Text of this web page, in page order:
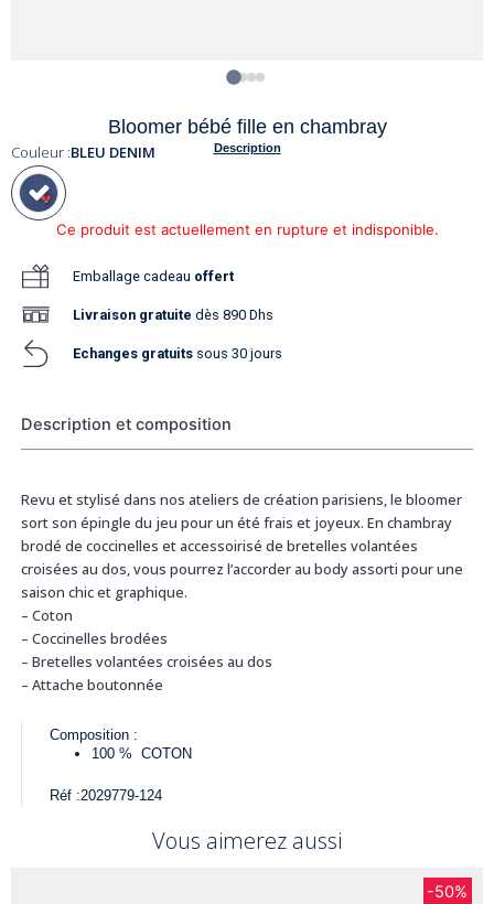
Bloomer bébé fille en chambray
Description
Couleur :BLEU DENIM
Ce produit est actuellement en rupture et indisponible.
Emballage cadeau offert
Livraison gratuite dès 890 Dhs
Echanges gratuits sous 30 jours
Description et composition
Revu et stylisé dans nos ateliers de création parisiens, le bloomer
sort son épingle du jeu pour un été frais et joyeux. En chambray
brodé de coccinelles et accessoirisé de bretelles volantées
croisées au dos, vous pourrez l’accorder au body assorti pour une
saison chic et graphique.
– Coton
– Coccinelles brodées
– Bretelles volantées croisées au dos
– Attache boutonnée
Composition :
100 %
COTON
Réf :2029779-124
Vous aimerez aussi
-50%